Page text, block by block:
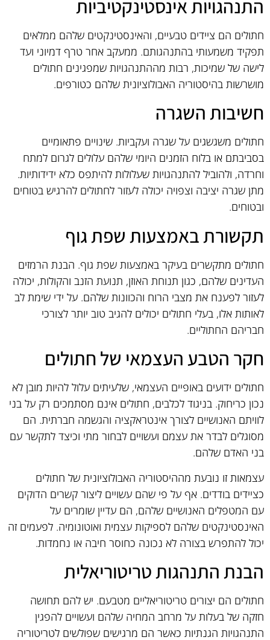
התנהגויות אינסטינקטיביות
חתולים הם ציידים טבעיים, והאינסטינקטים שלהם ממלאים
תפקיד משמעותי בהתנהגותם. ממעקב אחר טרף דמיוני ועד
לישה של שמיכות, רבות מההתנהגויות שמפגינים חתולים
מושרשות בהיסטוריה האבולוציונית שלהם כטורפים.
חשיבות השגרה
חתולים משגשגים על שגרה ועקביות. שינויים פתאומיים
בסביבתם או בלוח הזמנים היומי שלהם עלולים לגרום למתח
וחרדה, ולהוביל להתנהגויות שעלולות להיתפס כלא ידידותיות.
מתן שגרה יציבה וצפויה יכולה לעזור לחתולים להרגיש בטוחים
ובטוחים.
תקשורת באמצעות שפת גוף
חתולים מתקשרים בעיקר באמצעות שפת גוף. הבנת הרמזים
העדינים שלהם, כגון תנוחת האוזן, תנועת הזנב והקולות, יכולה
לעזור לפענח את מצבי הרוח והכוונות שלהם. על ידי שימת לב
לאותות אלו, בעלי חתולים יכולים להגיב טוב יותר לצורכי
חבריהם החתוליים.
חקר הטבע העצמאי של חתולים
חתולים ידועים באופיים העצמאי, שלעיתים עלול להיות מובן לא
נכון כריחוק. בניגוד לכלבים, חתולים אינם מסתמכים רק על בני
לוויתם האנושיים לצורך אינטראקציה והגשמה חברתית. הם
מסוגלים לבדר את עצמם ועשויים לבחור מתי וכיצד לתקשר עם
בני האדם שלהם.
עצמאות זו נובעת מההיסטוריה האבולוציונית של חתולים
כציידים בודדים. אף על פי שהם עשויים ליצור קשרים הדוקים
עם המטפלים האנושיים שלהם, הם עדיין שומרים על
האינסטינקטים שלהם לספיקות עצמית ואוטונומיה. לפעמים זה
יכול להתפרש בצורה לא נכונה כחוסר חיבה או נחמדות.
הבנת התנהגות טריטוריאלית
חתולים הם יצורים טריטוריאליים מטבעם. יש להם תחושה
חזקה של בעלות על מרחב המחיה שלהם ועשויים להפגין
התנהגויות הגנתיות כאשר הם מרגישים שפולשים לטריטוריה